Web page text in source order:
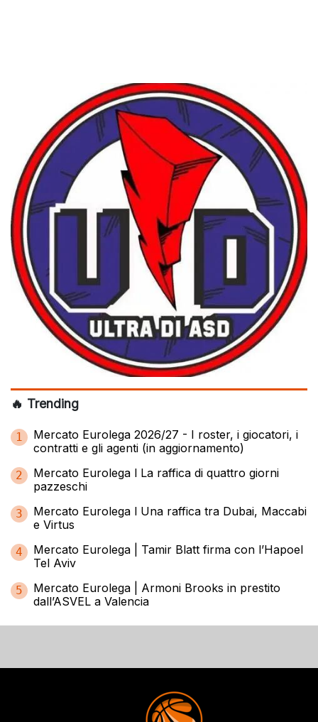
🔥 Trending
1
Mercato Eurolega 2026/27 - I roster, i giocatori, i
contratti e gli agenti (in aggiornamento)
2
Mercato Eurolega l La raffica di quattro giorni
pazzeschi
3
Mercato Eurolega l Una raffica tra Dubai, Maccabi
e Virtus
4
Mercato Eurolega | Tamir Blatt firma con l’Hapoel
Tel Aviv
5
Mercato Eurolega | Armoni Brooks in prestito
dall’ASVEL a Valencia